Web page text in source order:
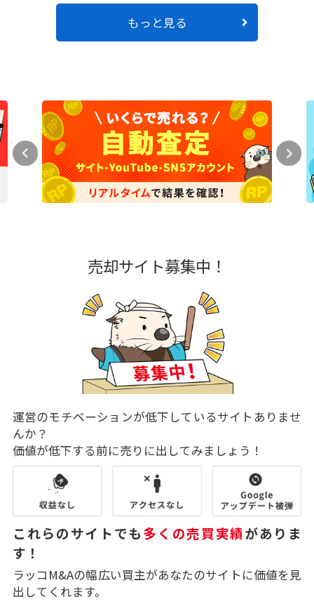
もっと見る
売却サイト募集中！
運営のモチベーションが低下しているサイトありませ
んか？
価値が低下する前に売りに出してみましょう！
これらのサイトでも多くの売買実績がありま
す！
ラッコM&Aの幅広い買主があなたのサイトに価値を見
出してくれます。